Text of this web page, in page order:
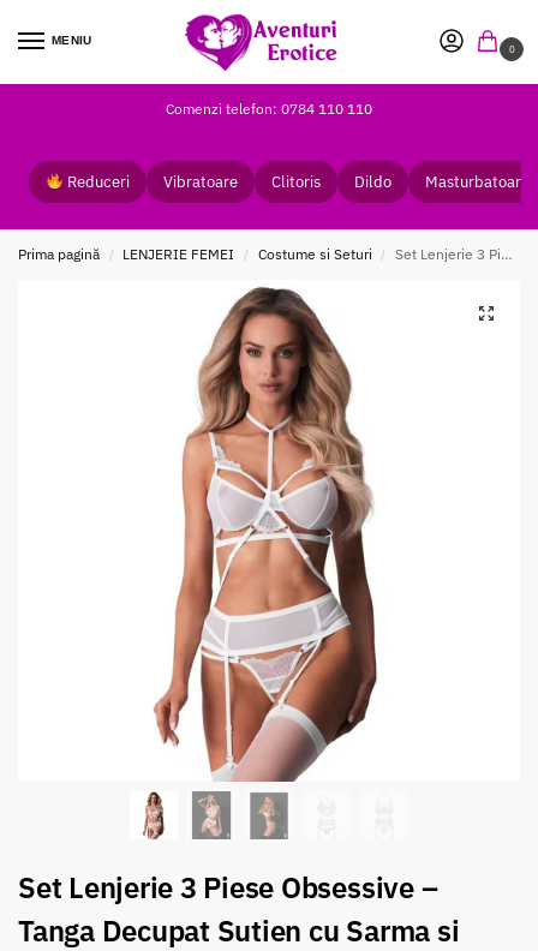
MENIU
0
Comenzi telefon: 0784 110 110
Reduceri Vibratoare Clitoris Dildo Masturbatoare
Prima pagină / LENJERIE FEMEI / Costume si Seturi / Set Lenjerie 3 Piese Obsessive – Tanga Decupat Sutien cu Sarma si Guler
Set Lenjerie 3 Piese Obsessive –
Tanga Decupat Sutien cu Sarma si